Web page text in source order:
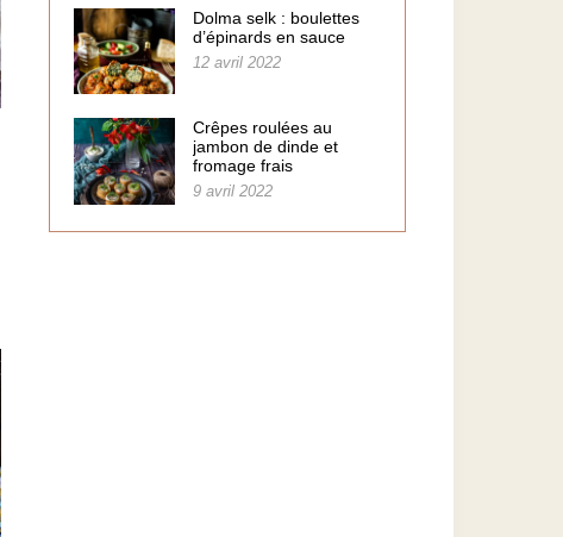
Dolma selk : boulettes
d’épinards en sauce
12 avril 2022
Crêpes roulées au
jambon de dinde et
fromage frais
9 avril 2022